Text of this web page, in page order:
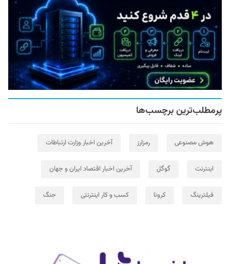
پرمطلب‌ترین برچسب‌ها
هوش مصنوعی رمزارز آخرین اخبار وزارت ارتباطات
اینترنت گوگل آخرین اخبار اقتصاد ایران و جهان
فیلترینگ کرونا کسب و کار اینترنتی جنگ